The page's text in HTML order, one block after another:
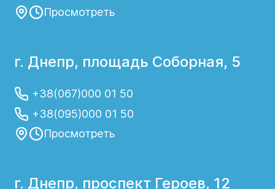
Просмотреть
г. Днепр, площадь Соборная, 5
+38(067)000 01 50
+38(095)000 01 50
Просмотреть
г. Днепр, проспект Героев, 12